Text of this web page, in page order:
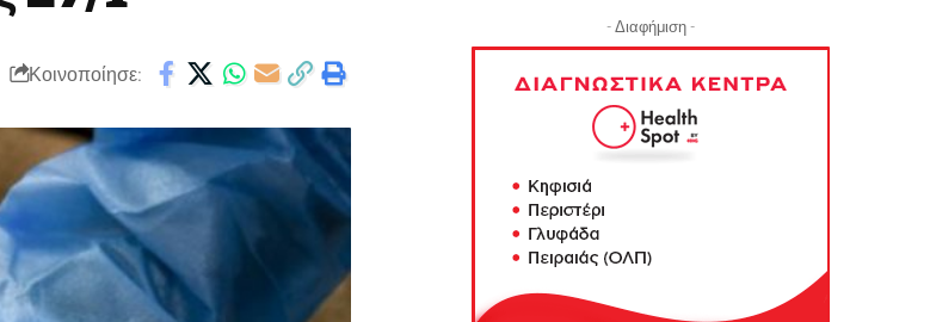
Κοινοποίησε:
- Διαφήμιση -